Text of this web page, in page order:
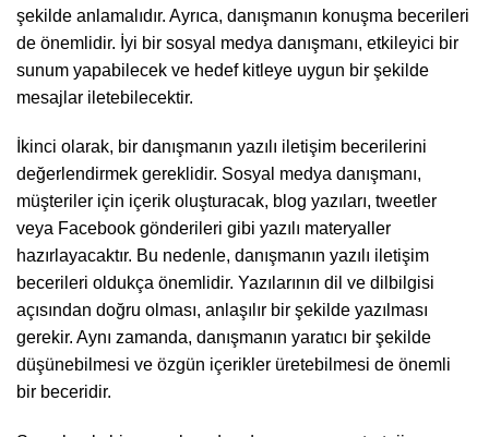
şekilde anlamalıdır. Ayrıca, danışmanın konuşma becerileri
de önemlidir. İyi bir sosyal medya danışmanı, etkileyici bir
sunum yapabilecek ve hedef kitleye uygun bir şekilde
mesajlar iletebilecektir.
İkinci olarak, bir danışmanın yazılı iletişim becerilerini
değerlendirmek gereklidir. Sosyal medya danışmanı,
müşteriler için içerik oluşturacak, blog yazıları, tweetler
veya Facebook gönderileri gibi yazılı materyaller
hazırlayacaktır. Bu nedenle, danışmanın yazılı iletişim
becerileri oldukça önemlidir. Yazılarının dil ve dilbilgisi
açısından doğru olması, anlaşılır bir şekilde yazılması
gerekir. Aynı zamanda, danışmanın yaratıcı bir şekilde
düşünebilmesi ve özgün içerikler üretebilmesi de önemli
bir beceridir.